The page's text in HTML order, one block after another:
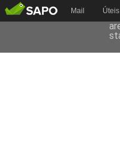
Mail Úteis